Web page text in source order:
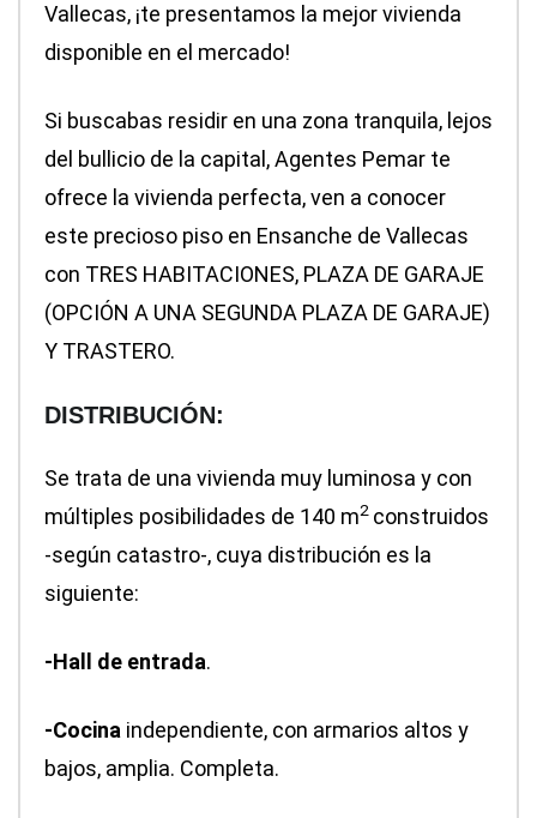
Vallecas, ¡te presentamos la mejor vivienda
disponible en el mercado!
Si buscabas residir en una zona tranquila, lejos
del bullicio de la capital, Agentes Pemar te
ofrece la vivienda perfecta, ven a conocer
este precioso piso en Ensanche de Vallecas
con TRES HABITACIONES, PLAZA DE GARAJE
(OPCIÓN A UNA SEGUNDA PLAZA DE GARAJE)
Y TRASTERO.
DISTRIBUCIÓN:
Se trata de una vivienda muy luminosa y con
múltiples posibilidades de 140 m2 construidos
-según catastro-, cuya distribución es la
siguiente:
-Hall de entrada.
-Cocina independiente, con armarios altos y
bajos, amplia. Completa.